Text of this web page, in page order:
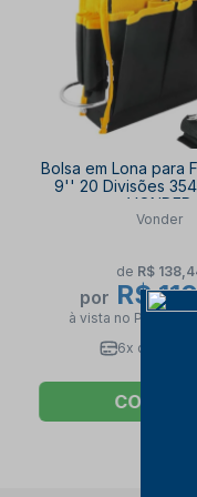
Bolsa em Lona para
9'' 20 Divisões
VONDER
Vonder
de R$
por R$
à vista no PIX
6x de
COMPRAR